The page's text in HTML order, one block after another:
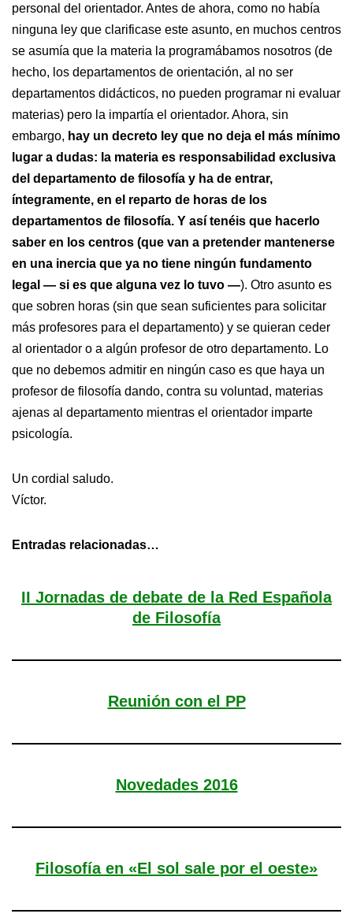
personal del orientador. Antes de ahora, como no había
ninguna ley que clarificase este asunto, en muchos centros
se asumía que la materia la programábamos nosotros (de
hecho, los departamentos de orientación, al no ser
departamentos didácticos, no pueden programar ni evaluar
materias) pero la impartía el orientador. Ahora, sin
embargo, hay un decreto ley que no deja el más mínimo
lugar a dudas: la materia es responsabilidad exclusiva
del departamento de filosofía y ha de entrar,
íntegramente, en el reparto de horas de los
departamentos de filosofía. Y así tenéis que hacerlo
saber en los centros (que van a pretender mantenerse
en una inercia que ya no tiene ningún fundamento
legal — si es que alguna vez lo tuvo —). Otro asunto es
que sobren horas (sin que sean suficientes para solicitar
más profesores para el departamento) y se quieran ceder
al orientador o a algún profesor de otro departamento. Lo
que no debemos admitir en ningún caso es que haya un
profesor de filosofía dando, contra su voluntad, materias
ajenas al departamento mientras el orientador imparte
psicología.
Un cordial saludo.
Víctor.
Entradas relacionadas…
II Jornadas de debate de la Red Española
de Filosofía
Reunión con el PP
Novedades 2016
Filosofía en «El sol sale por el oeste»